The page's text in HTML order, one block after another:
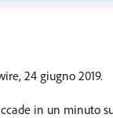
24 giugno 2019.
in un minuto